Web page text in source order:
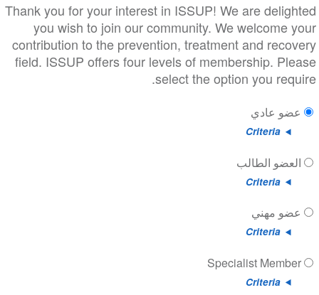
Thank you for your interest in ISSUP! We are
you wish to join our community. We welcome
contribution to the prevention, treatment and
field. ISSUP offers four levels of membership.
select the option you
عضو عادي
Criteria
العضو الطالب
Criteria
عضو مهني
Criteria
Specialist Member
Criteria